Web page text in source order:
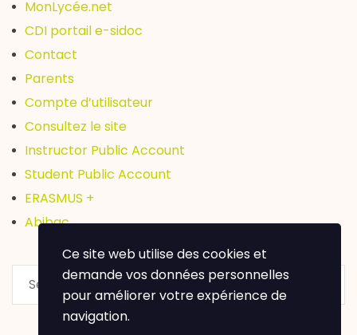
MonLycée.net
CDI portail e-sidoc
Contact
Parents
Compte d’utilisateur
Consultez le site
Instructor Public Account
Student Public Account
ERASMUS +
Abibac
Ce site web utilise des cookies et
demande vos données personnelles
pour améliorer votre expérience de
navigation.